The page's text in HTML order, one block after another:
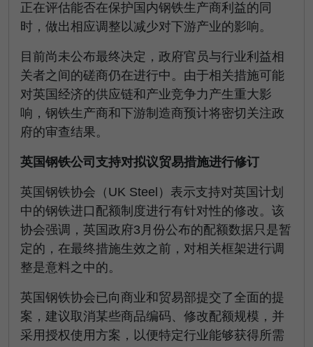
正在评估能否在保护国内钢铁生产商利益的同
时，做出相应调整以减少对下游产业的影响。
目前尚未公布最终决定，政府官员与行业利益相
关者之间的磋商仍在进行中。由于相关措施可能
对英国经济的供应链和产业竞争力产生重大影
响，钢铁生产商和下游制造商预计将密切关注政
府的审查结果。
英国钢铁公司支持对拟议贸易措施进行修订
英国钢铁协会（UK Steel）表示支持对英国计划
中的钢铁进口配额制度进行有针对性的修改。该
协会强调，英国​​政府3月份公布的配额数据只是暂
定的，在最终措施生效之前，对相关框架进行调
整是意料之中的。
英国钢铁协会已向商业和贸易部提交了全面的提
案，建议取消某些商品编码、修改配额规模，并
采用授权使用方案，以便特定行业能够获得所需